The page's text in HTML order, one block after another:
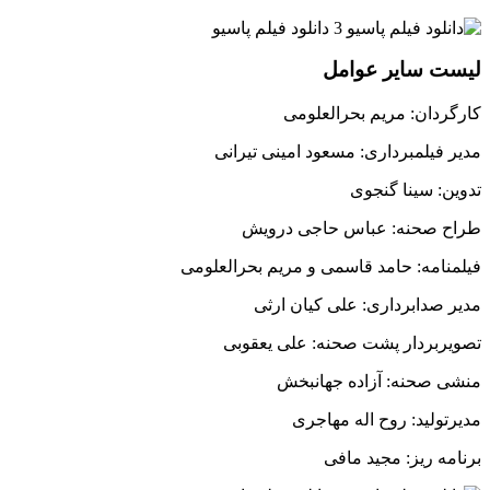
لیست سایر عوامل
كارگردان: مريم بحرالعلومى
مدير فيلمبردارى: مسعود امينى تيرانى
تدوين: سينا گنجوى
طراح صحنه: عباس حاجى درويش
فيلمنامه: حامد قاسمى و مريم بحرالعلومى
مدير صدابردارى: على كيان ارثى
تصويربردار پشت صحنه: على يعقوبى
منشى صحنه: آزاده جهانبخش
مديرتوليد: روح اله مهاجرى
برنامه ريز: مجيد مافى